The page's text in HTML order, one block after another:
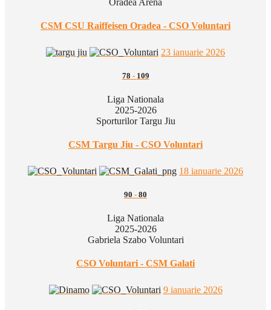
CSM CSU Raiffeisen Oradea - CSO Voluntari
23 ianuarie 2026
78 - 109
Liga Nationala
2025-2026
Sporturilor Targu Jiu
CSM Targu Jiu - CSO Voluntari
18 ianuarie 2026
90 - 80
Liga Nationala
2025-2026
Gabriela Szabo Voluntari
CSO Voluntari - CSM Galati
9 ianuarie 2026